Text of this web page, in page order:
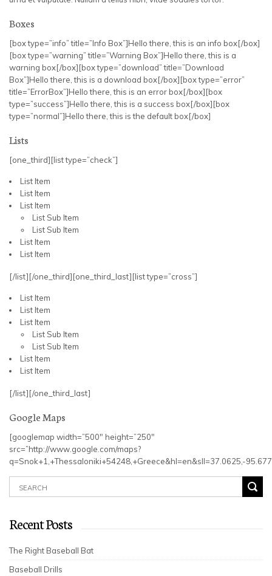
Boxes
[box type=”info” title=”Info Box”]Hello there, this is an info box[/box]
[box type=”warning” title=”Warning Box”]Hello there, this is a
warning box[/box][box type=”download” title=”Download
Box”]Hello there, this is a download box[/box][box type=”error”
title=”ErrorBox”]Hello there, this is an error box[/box][box
type=”success”]Hello there, this is a success box[/box][box
type=”normal”]Hello there, this is the default box[/box]
Lists
[one_third][list type=”check”]
List Item
List Item
List Item
List Sub Item
List Sub Item
List Item
List Item
[/list][/one_third][one_third_last][list type=”cross”]
List Item
List Item
List Item
List Sub Item
List Sub Item
List Item
List Item
[/list][/one_third_last]
Google Maps
[googlemap width=”500″ height=”250″
src=”http://www.google.com/maps?
q=Snok+1,+Thessaloniki+54248,+Greece&hl=en&sll=37.0625,-
Recent Posts
The Right Baseball Bat
Baseball Drills